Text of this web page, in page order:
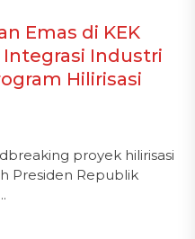
Emas di KEK
Integrasi Industri
Hilirisasi
proyek hilirisasi
Presiden Republik